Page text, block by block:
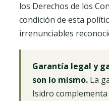
los Derechos de los
condición de esta
irrenunciables
Garantía legal y
son lo mismo. La
Isidro